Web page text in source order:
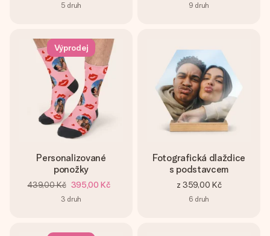
5 druh 9 druh
Výprodej
Personalizované
ponožky
439,00 Kč 395,00 Kč
3 druh
Fotografická dlaždice
s podstavcem
z 359,00 Kč
6 druh